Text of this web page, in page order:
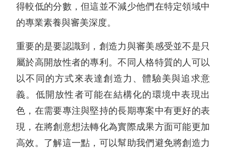
得較低的分數，但這並不減少他們在特定領域中
的專業素養與審美深度。
重要的是要認識到，創造力與審美感受並不是只
屬於高開放性者的專利。不同人格特質的人可以
以不同的方式來表達創造力、體驗美與追求意
義。低開放性者可能在結構化的環境中表現出
色，在需要專注與堅持的長期專案中有更好的表
現，在將創意想法轉化為實際成果方面可能更加
高效。了解這一點，可以幫助我們避免將創造力